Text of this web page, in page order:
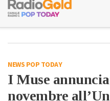
NEWS POP TODAY
I Muse
novembre